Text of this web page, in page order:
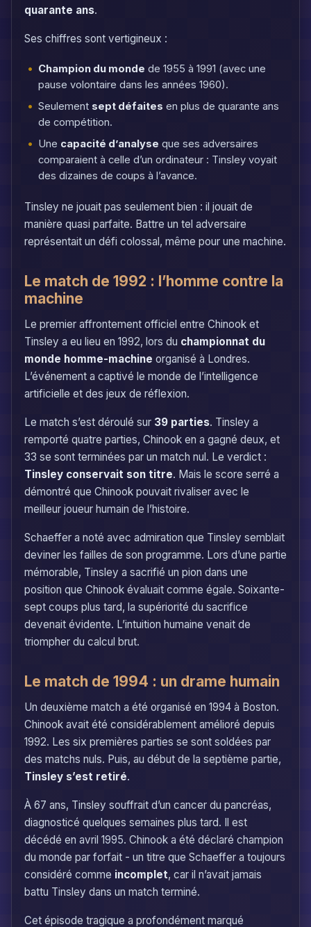
quarante ans.
Ses chiffres sont vertigineux :
Champion du monde de 1955 à 1991 (avec une
pause volontaire dans les années 1960).
Seulement sept défaites en plus de quarante ans
de compétition.
Une capacité d’analyse que ses adversaires
comparaient à celle d’un ordinateur : Tinsley voyait
des dizaines de coups à l’avance.
Tinsley ne jouait pas seulement bien : il jouait de
manière quasi parfaite. Battre un tel adversaire
représentait un défi colossal, même pour une machine.
Le match de 1992 : l’homme contre la
machine
Le premier affrontement officiel entre Chinook et
Tinsley a eu lieu en 1992, lors du championnat du
monde homme-machine organisé à Londres.
L’événement a captivé le monde de l’intelligence
artificielle et des jeux de réflexion.
Le match s’est déroulé sur 39 parties. Tinsley a
remporté quatre parties, Chinook en a gagné deux, et
33 se sont terminées par un match nul. Le verdict :
Tinsley conservait son titre. Mais le score serré a
démontré que Chinook pouvait rivaliser avec le
meilleur joueur humain de l’histoire.
Schaeffer a noté avec admiration que Tinsley semblait
deviner les failles de son programme. Lors d’une partie
mémorable, Tinsley a sacrifié un pion dans une
position que Chinook évaluait comme égale. Soixante-
sept coups plus tard, la supériorité du sacrifice
devenait évidente. L’intuition humaine venait de
triompher du calcul brut.
Le match de 1994 : un drame humain
Un deuxième match a été organisé en 1994 à Boston.
Chinook avait été considérablement amélioré depuis
1992. Les six premières parties se sont soldées par
des matchs nuls. Puis, au début de la septième partie,
Tinsley s’est retiré.
À 67 ans, Tinsley souffrait d’un cancer du pancréas,
diagnosticé quelques semaines plus tard. Il est
décédé en avril 1995. Chinook a été déclaré champion
du monde par forfait - un titre que Schaeffer a toujours
considéré comme incomplet, car il n’avait jamais
battu Tinsley dans un match terminé.
Cet épisode tragique a profondément marqué